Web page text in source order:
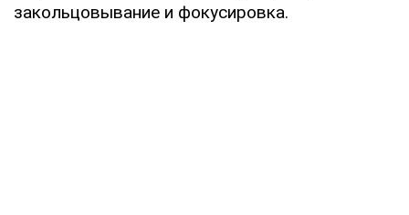
закольцовывание и фокусировка.